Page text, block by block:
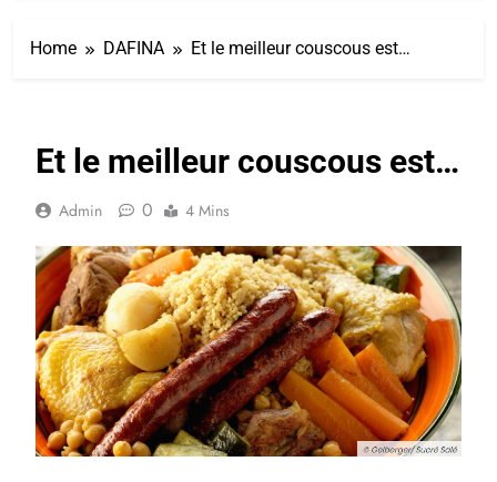
Home DAFINA Et le meilleur couscous est…
Et le meilleur couscous est…
Admin 0 4 Mins